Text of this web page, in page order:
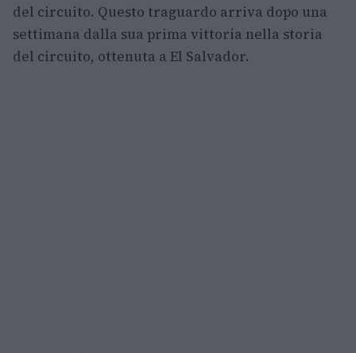
del circuito. Questo traguardo arriva dopo una
settimana dalla sua prima vittoria nella storia
del circuito, ottenuta a El Salvador.